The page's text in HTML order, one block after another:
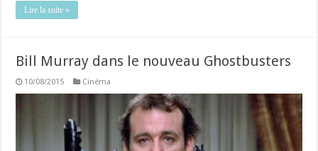
Lire la suite »
Bill Murray dans le nouveau Ghostbusters
10/08/2015 Cinéma